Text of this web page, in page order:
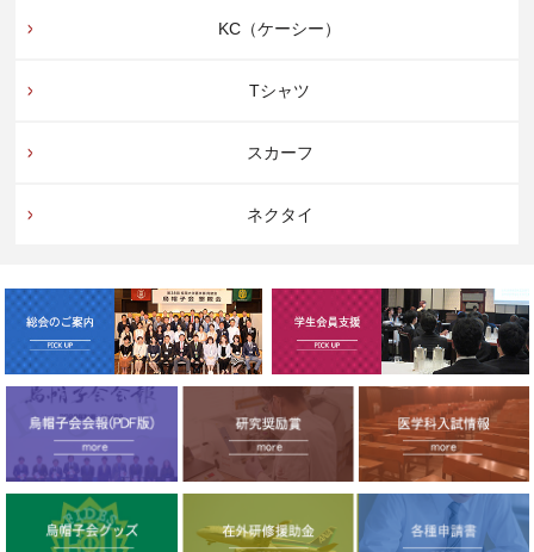
KC（ケーシー）
Tシャツ
スカーフ
ネクタイ